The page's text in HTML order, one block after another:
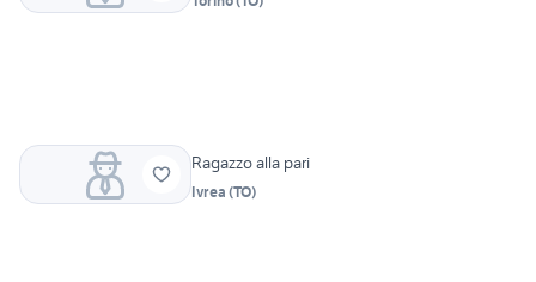
Ragazzo alla pari
Ivrea (TO)